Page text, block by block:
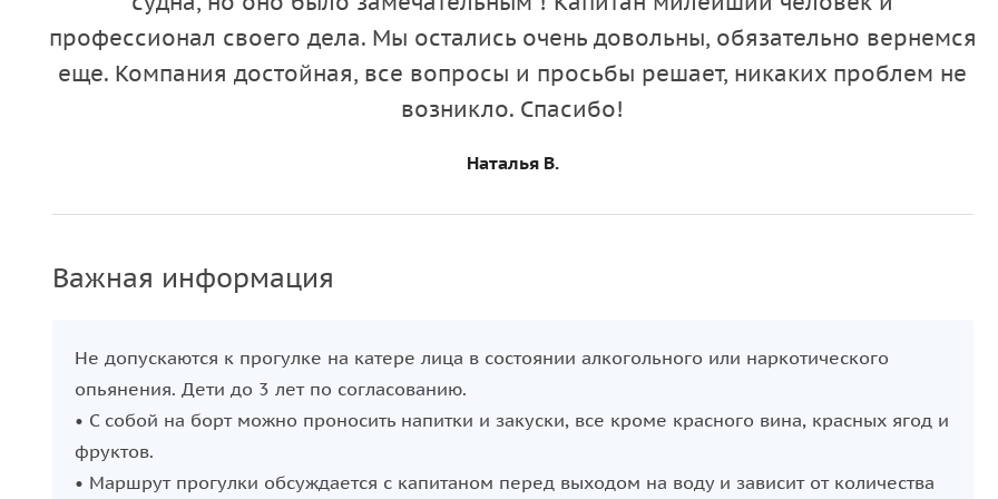
профессионал своего дела. Мы остались очень довольны, обязательно вернемся
еще. Компания достойная, все вопросы и просьбы решает, никаких проблем не
возникло. Спасибо!
Наталья В.
Важная информация
Не допускаются к прогулке на катере лица в состоянии алкогольного или наркотического
опьянения. Дети до 3 лет по согласованию.
• С собой на борт можно проносить напитки и закуски, все кроме красного вина, красных ягод и
фруктов.
• Маршрут прогулки обсуждается с капитаном перед выходом на воду и зависит от количества